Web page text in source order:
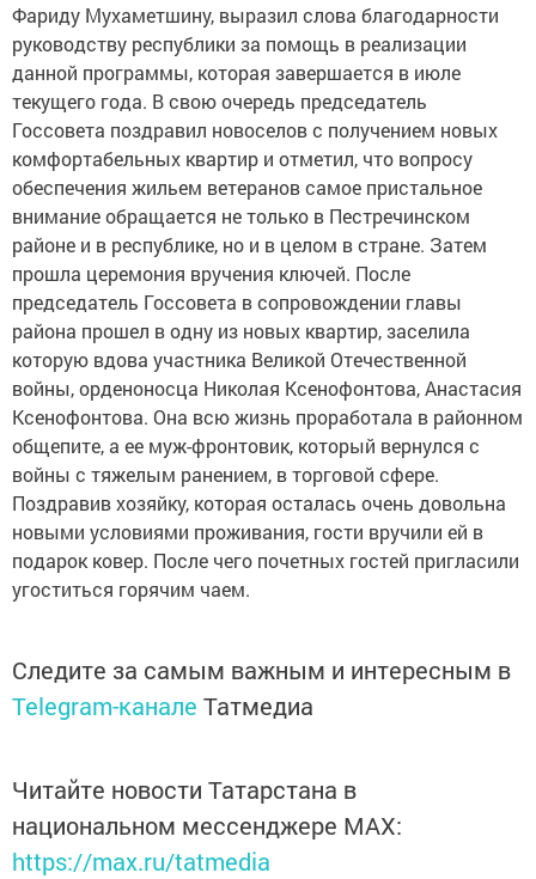
Фариду Мухаметшину, выразил слова благодарности
руководству республики за помощь в реализации
данной программы, которая завершается в июле
текущего года. В свою очередь председатель
Госсовета поздравил новоселов с получением новых
комфортабельных квартир и отметил, что вопросу
обеспечения жильем ветеранов самое пристальное
внимание обращается не только в Пестречинском
районе и в республике, но и в целом в стране. Затем
прошла церемония вручения ключей. После
председатель Госсовета в сопровождении главы
района прошел в одну из новых квартир, заселила
которую вдова участника Великой Отечественной
войны, орденоносца Николая Ксенофонтова, Анастасия
Ксенофонтова. Она всю жизнь проработала в районном
общепите, а ее муж-фронтовик, который вернулся с
войны с тяжелым ранением, в торговой сфере.
Поздравив хозяйку, которая осталась очень довольна
новыми условиями проживания, гости вручили ей в
подарок ковер. После чего почетных гостей пригласили
угоститься горячим чаем.
Следите за самым важным и интересным в
Telegram-канале Татмедиа
Читайте новости Татарстана в
национальном мессенджере MАХ:
https://max.ru/tatmedia